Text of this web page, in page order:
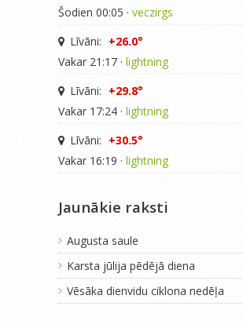
Šodien 00:05 · veczirgs
Līvāni: +26.0°
Vakar 21:17 · lightning
Līvāni: +29.8°
Vakar 17:24 · lightning
Līvāni: +30.5°
Vakar 16:19 · lightning
Jaunākie raksti
Augusta saule
Karsta jūlija pēdējā diena
Vēsāka dienvidu ciklona nedēļa